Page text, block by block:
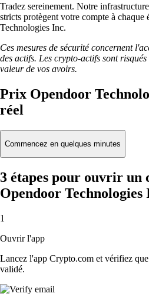
Tradez sereinement. Notre
stricts protègent votre compte à chaque
Technologies Inc.
Ces mesures de sécurité concernent
des actifs. Les crypto-actifs sont
valeur de vos avoirs.
Prix Opendoor
réel
Commencez en quelques minutes
3 étapes pour ouvrir un
Opendoor Technologies
1
Ouvrir l'app
Lancez l'app Crypto.com et vérifiez
validé.